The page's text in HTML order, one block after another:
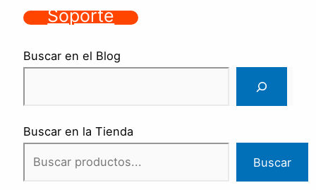
Soporte
Buscar en el Blog
Buscar en la Tienda
Buscar